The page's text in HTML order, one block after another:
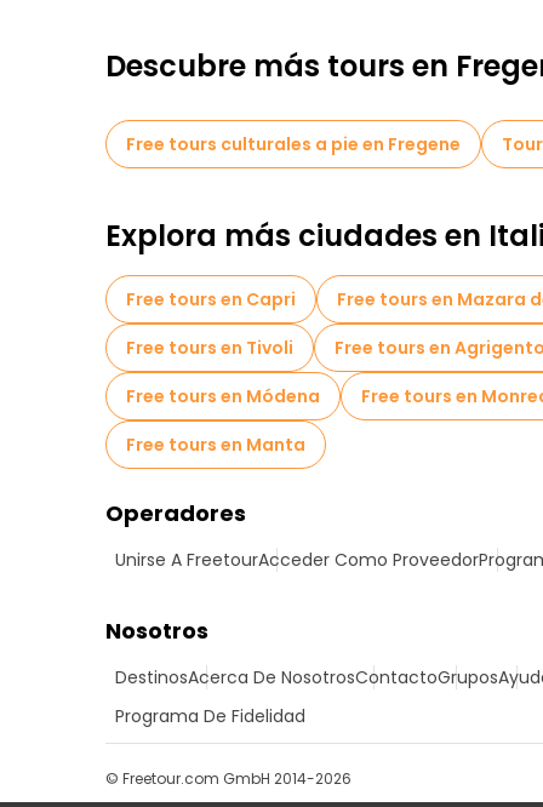
Descubre más tours en
Free tours culturales a pie en Fregene
Explora más ciudades en
Free tours en Capri Free tours en Mazara
Free tours en Tivoli
Free tours en Agrigento
Free tours en Módena
Free tours en
Free tours en Manta
Operadores
Unirse A FreetourAcceder Como Proveedor
Nosotros
DestinosAcerca De NosotrosContactoGrupos
Programa De Fidelidad
© Freetour.com GmbH 2014-2026